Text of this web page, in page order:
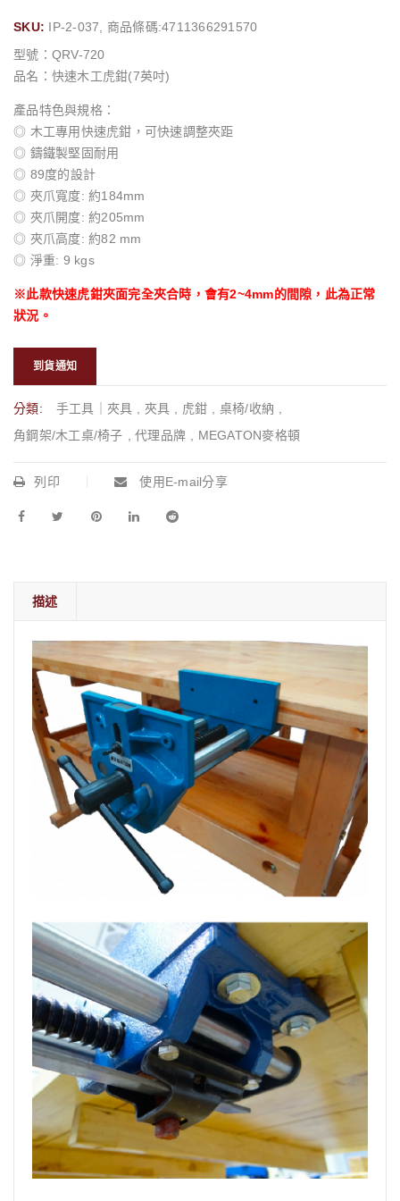
SKU: IP-2-037, 商品條碼:4711366291570
型號：QRV-720
品名：快速木工虎鉗(7英吋)
產品特色與規格：
◎ 木工專用快速虎鉗，可快速調整夾距
◎ 鑄鐵製堅固耐用
◎ 89度的設計
◎ 夾爪寬度: 約184mm
◎ 夾爪開度: 約205mm
◎ 夾爪高度: 約82 mm
◎ 淨重: 9 kgs
※此款快速虎鉗夾面完全夾合時，會有2~4mm的間隙，此為正常
狀況。
到貨通知
分類: 手工具｜夾具 夾具 虎鉗 桌椅/收納
角鋼架/木工桌/椅子
代理品牌 MEGATON麥格頓
列印 使用E-mail分享
描述